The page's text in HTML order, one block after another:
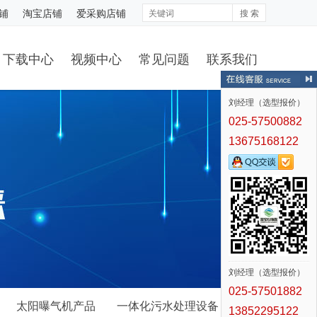
淘宝店铺 爱采购店铺 搜 索
下载中心 视频中心 常见问题 联系我们
太阳曝气机产品 一体化污水处理设备
刘经理（选型报价）
025-57500882
13675168122
刘经理（选型报价）
025-57501882
13852295122